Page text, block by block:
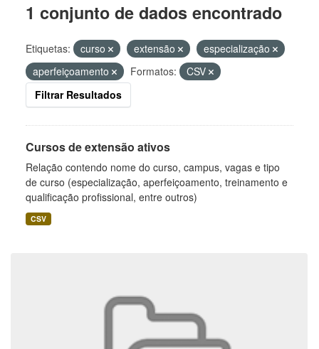
1 conjunto de dados encontrado
Etiquetas: curso extensão
especialização
aperfeiçoamento
Formatos:
CSV
Filtrar Resultados
Cursos de extensão ativos
Relação contendo nome do curso, campus, vagas e tipo
de curso (especialização, aperfeiçoamento, treinamento e
qualificação profissional, entre outros)
CSV